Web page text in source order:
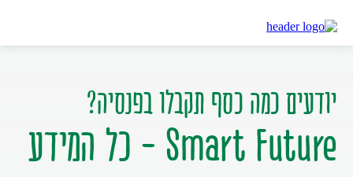
דיסקונט SMART FUTURE
יודעים כמה כסף תקבלו בפנסיה?
Smart Future - כל המידע